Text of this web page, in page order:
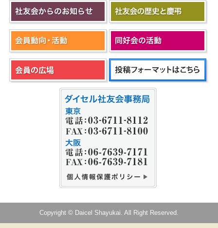
Copyright © Daicel Shayukai. All Right Reserved.